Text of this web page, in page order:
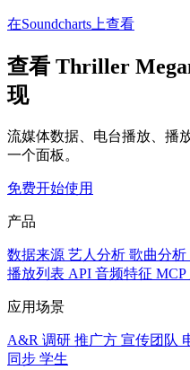
在Soundcharts上查看
查看 Thriller
现
流媒体数据、电台播放、播
一个面板。
免费开始使用
产品
数据来源 艺人分析 歌曲分析
播放列表 API 音频特征 MCP
应用场景
A&R 调研 推广方 宣传团队
同步 学生